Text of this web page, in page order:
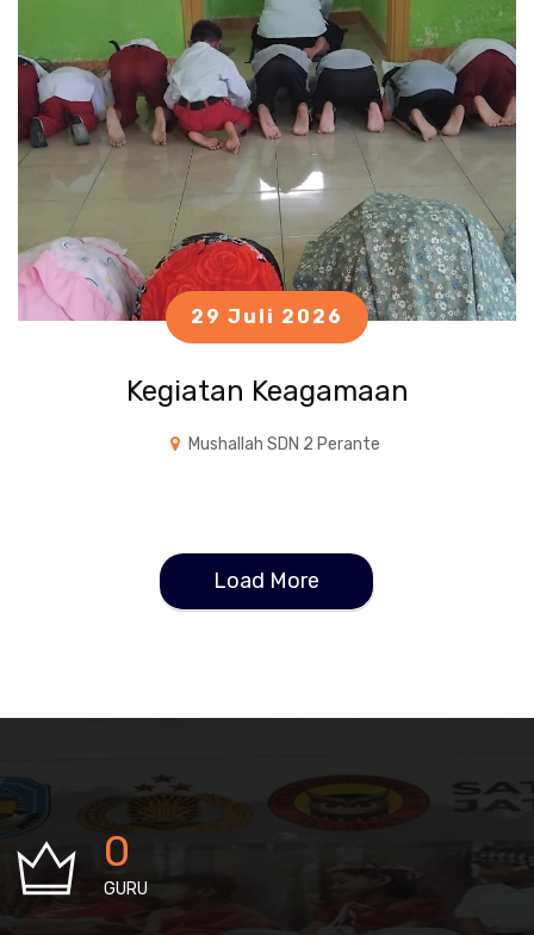
29 Juli 2026
Kegiatan Keagamaan
Mushallah SDN 2 Perante
Load More
0
GURU